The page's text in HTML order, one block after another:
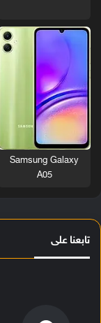
Samsung Galaxy
A05
تابعنا على